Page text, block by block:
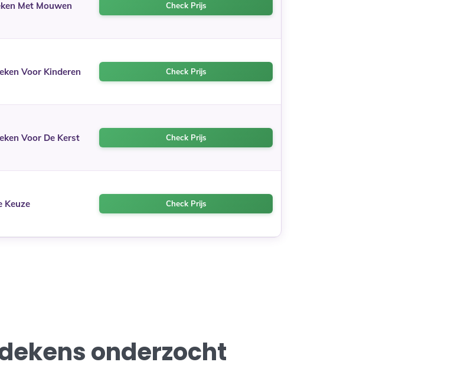
Met Mouwen Check Prijs
Voor Kinderen Check Prijs
Voor De Kerst Check Prijs
Keuze Check Prijs
onderzocht